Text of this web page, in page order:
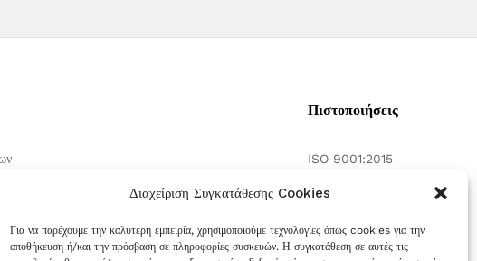
Διαχείριση Συγκατάθεσης Cookies
Για να παρέχουμε την καλύτερη εμπειρία, χρησιμοποιούμε τεχνολογίες όπως cookies για την
αποθήκευση ή/και την πρόσβαση σε πληροφορίες συσκευών. Η συγκατάθεση σε αυτές τις
στην Εργασία
Ισότητα και τη
Πιστοποιήσεις
ISO 9001:2015